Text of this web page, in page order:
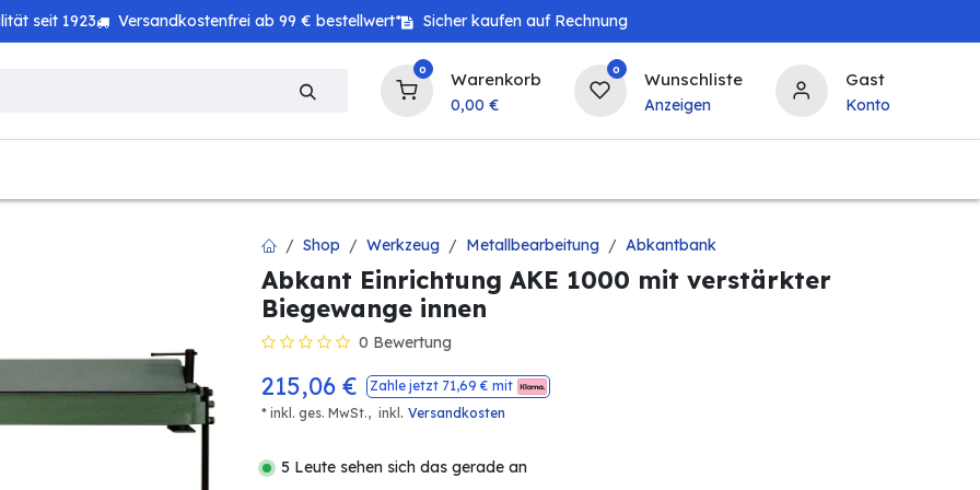
seit 1923 Versandkostenfrei ab 99 € bestellwert* Sicher kaufen auf Rechnung
0 Warenkorb
0,00 €
0 Wunschliste
Anzeigen
Gast
Konto
Shop Werkzeug Metallbearbeitung Abkantbank
Abkant Einrichtung AKE 1000 mit verstärkter
Biegewange innen
0 Bewertung
215,06 € Zahle jetzt 71,69 € mit
* inkl. ges. MwSt., inkl . Versandkosten
5 Leute sehen sich das gerade an